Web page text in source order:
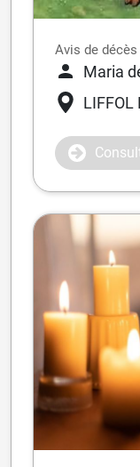
Avis de
Maria
LIFFOL